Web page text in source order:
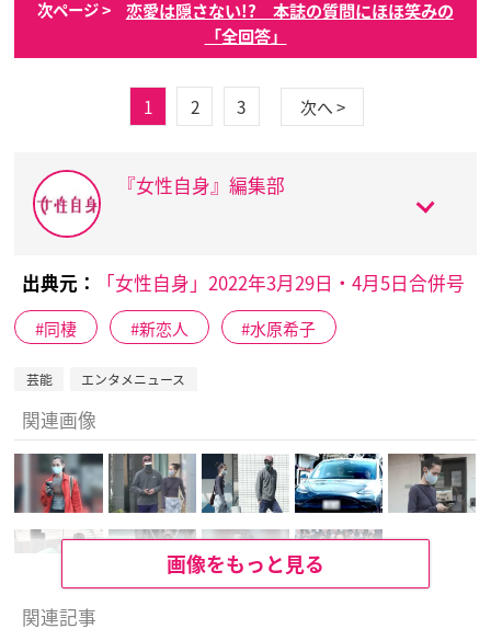
次ページ >
恋愛は隠さない!? 本誌の質問にほほ笑みの
「全回答」
1 2 3 次へ >
『女性自身』編集部
出典元： 「女性自身」2022年3月29日・4月5日合併号
同棲 新恋人 水原希子
芸能 エンタメニュース
関連画像
画像をもっと見る
関連記事